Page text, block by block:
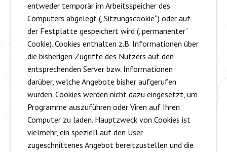
entweder temporär im Arbeitsspeicher des
Computers abgelegt („Sitzungscookie“) oder auf
der Festplatte gespeichert wird („permanenter“
Cookie). Cookies enthalten z.B. Informationen über
die bisherigen Zugriffe des Nutzers auf den
entsprechenden Server bzw. Informationen
darüber, welche Angebote bisher aufgerufen
wurden. Cookies werden nicht dazu eingesetzt, um
Programme auszuführen oder Viren auf Ihren
Computer zu laden. Hauptzweck von Cookies ist
vielmehr, ein speziell auf den User
zugeschnittenes Angebot bereitzustellen und die